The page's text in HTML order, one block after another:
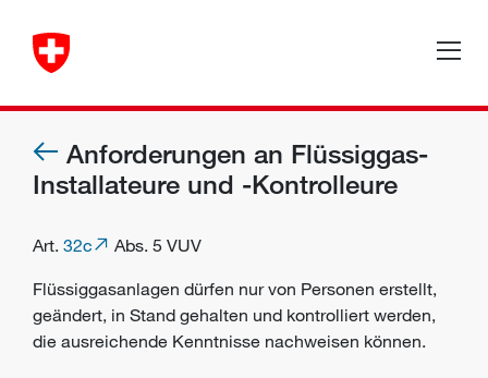
Anforderungen an Flüssiggas-
Installateure und -Kontrolleure
Art. 32c
Abs. 5 VUV
Flüssiggasanlagen dürfen nur von Personen erstellt,
geändert, in Stand gehalten und kontrolliert werden,
die ausreichende Kenntnisse nachweisen können.